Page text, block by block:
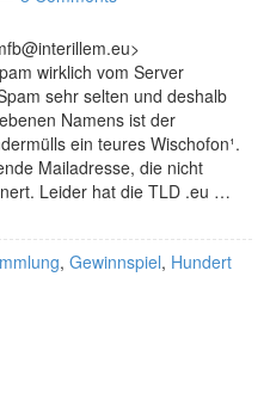
wirklich vom Server
sehr selten und deshalb
Namens ist der
ein teures Wischofon¹.
Mailadresse, die nicht
Leider hat die TLD .eu …
, Gewinnspiel, Hundert